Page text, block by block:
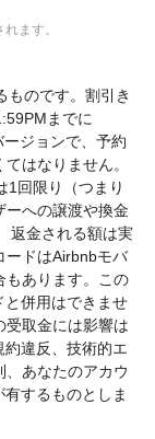
ます。
ものです。割引き
までに
ジョンで、予約
はなりません。
1回限り（つまり
ーへの譲渡や換金
返金される額は実
ードはAirbnbモバ
もあります。この
と併用はできませ
受取金には影響は
違反、技術的エ
あなたのアカウ
するものとしま